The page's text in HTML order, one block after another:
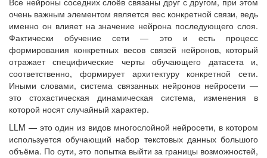
очень важным элементом является вес конкретной связи, ведь
именно он влияет на значение нейрона последующего слоя.
Фактически обучение сети — это и есть процесс
формирования конкретных весов связей нейронов, который
отражает специфические черты обучающего датасета и,
соответственно, формирует архитектуру конкретной сети.
Иными словами, система связанных нейронов нейросети —
это стохастическая динамическая система, изменения в
которой носят случайный характер.
LLM — это один из видов многослойной нейросети, в котором
используется обучающий набор текстовых данных большого
объёма. По сути, это попытка выйти за границы возможностей,